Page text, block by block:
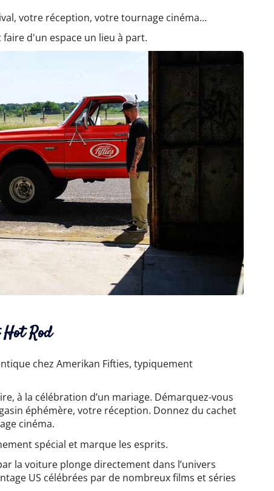
votre réception, votre tournage cinéma...
d'un espace un lieu à part.
Rod
chez Amerikan Fifties, typiquement
à la célébration d’un mariage. Démarquez-vous
éphémère, votre réception. Donnez du cachet
cinéma.
spécial et marque les esprits.
la voiture plonge directement dans l’univers
US célébrées par de nombreux films et séries